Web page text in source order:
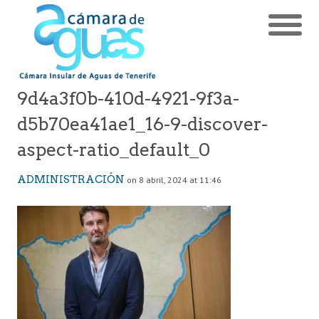
9d4a3f0b-410d-4921-9f3a-
d5b70ea41ae1_16-9-discover-
aspect-ratio_default_0
ADMINISTRACIÓN on 8 abril, 2024 at 11:46